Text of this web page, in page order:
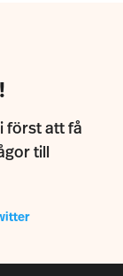
först att få
till